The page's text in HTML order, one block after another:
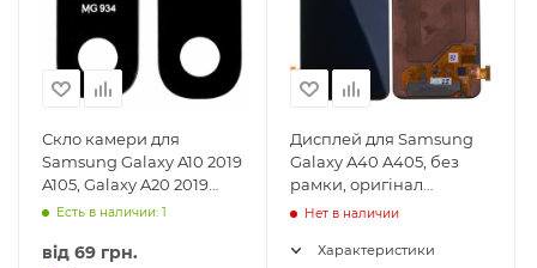
Скло камери для
Samsung Galaxy A10 2019
A105, Galaxy A20 2019
A205, Galaxy A30 2019
Есть в наличии: 1
від 69 грн.
Дисплей для Samsung
Galaxy A40 A405, без
рамки, оригінал
(переклеєне скло)
Нет в наличии
Характеристики